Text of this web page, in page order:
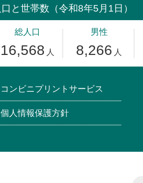
コンビニプリントサービス
個人情報保護方針